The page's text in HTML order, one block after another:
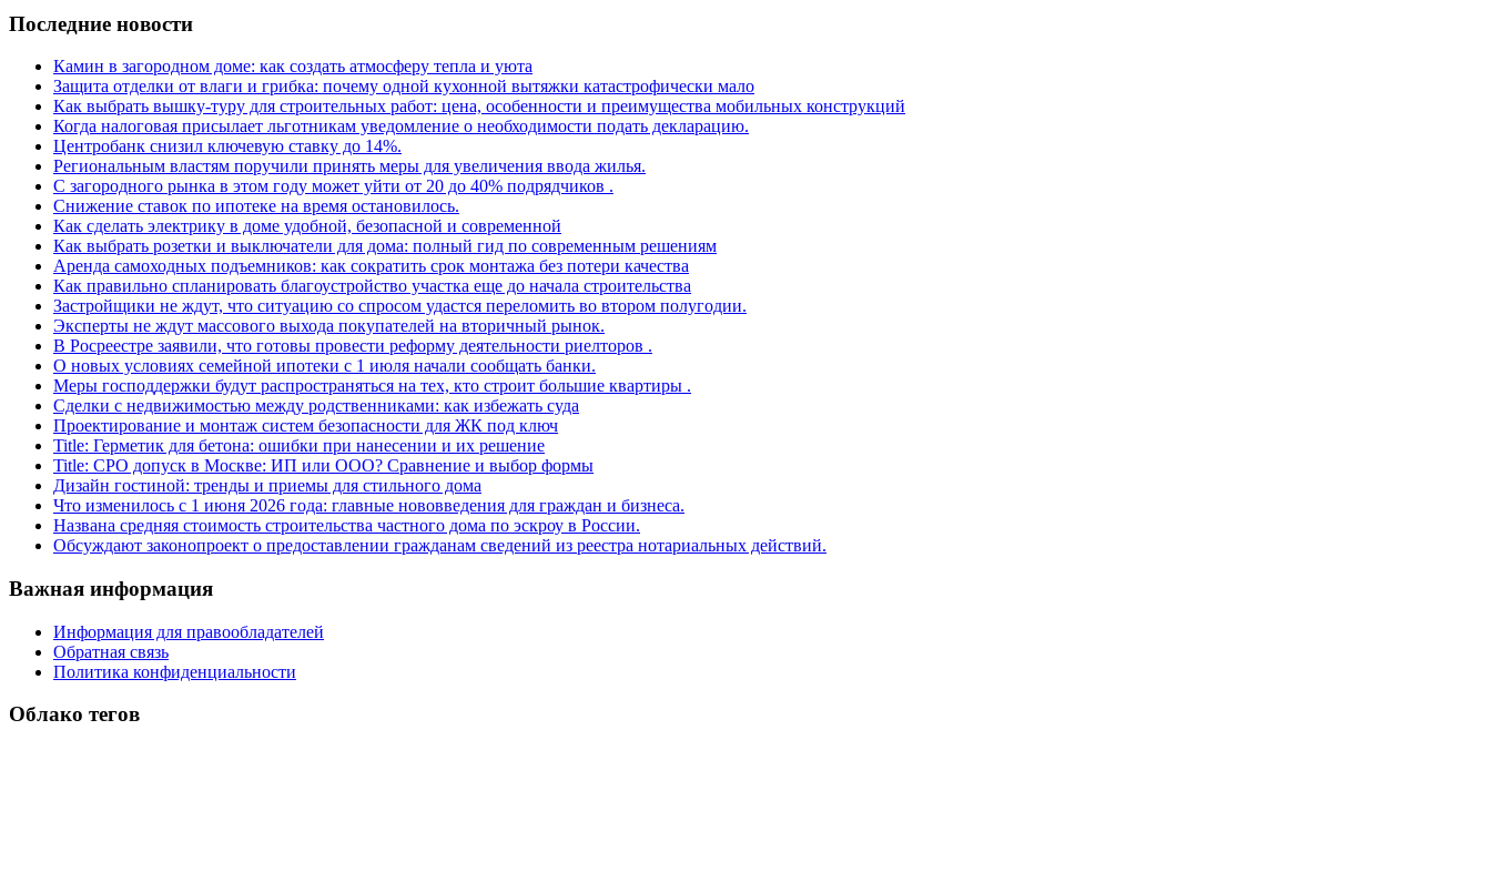
Последние новости
Камин в загородном доме: как создать атмосферу тепла и уюта
Защита отделки от влаги и грибка: почему одной кухонной вытяжки катастрофически мало
Как выбрать вышку-туру для строительных работ: цена, особенности и преимущества мобильных конструкций
Когда налоговая присылает льготникам уведомление о необходимости подать декларацию.
Центробанк снизил ключевую ставку до 14%.
Региональным властям поручили принять меры для увеличения ввода жилья.
С загородного рынка в этом году может уйти от 20 до 40% подрядчиков .
Снижение ставок по ипотеке на время остановилось.
Как сделать электрику в доме удобной, безопасной и современной
Как выбрать розетки и выключатели для дома: полный гид по современным решениям
Аренда самоходных подъемников: как сократить срок монтажа без потери качества
Как правильно спланировать благоустройство участка еще до начала строительства
Застройщики не ждут, что ситуацию со спросом удастся переломить во втором полугодии.
Эксперты не ждут массового выхода покупателей на вторичный рынок.
В Росреестре заявили, что готовы провести реформу деятельности риелторов .
О новых условиях семейной ипотеки с 1 июля начали сообщать банки.
Меры господдержки будут распространяться на тех, кто строит большие квартиры .
Сделки с недвижимостью между родственниками: как избежать суда
Проектирование и монтаж систем безопасности для ЖК под ключ
Title: Герметик для бетона: ошибки при нанесении и их решение
Title: СРО допуск в Москве: ИП или ООО? Сравнение и выбор формы
Дизайн гостиной: тренды и приемы для стильного дома
Что изменилось с 1 июня 2026 года: главные нововведения для граждан и бизнеса.
Названа средняя стоимость строительства частного дома по эскроу в России.
Обсуждают законопроект о предоставлении гражданам сведений из реестра нотариальных действий.
Важная информация
Информация для правообладателей
Обратная связь
Политика конфиденциальности
Облако тегов